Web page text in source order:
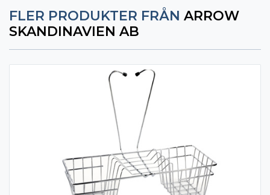
FLER PRODUKTER FRÅN ARROW
SKANDINAVIEN AB